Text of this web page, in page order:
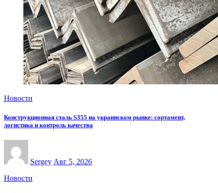
Новости
Конструкционная сталь S355 на украинском рынке: сортамент,
логистика и контроль качества
Sergey Авг 5, 2026
Новости